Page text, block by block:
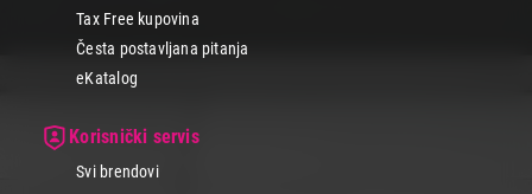
Tax Free kupovina
Česta postavljana pitanja
eKatalog
Korisnički servis
Svi brendovi